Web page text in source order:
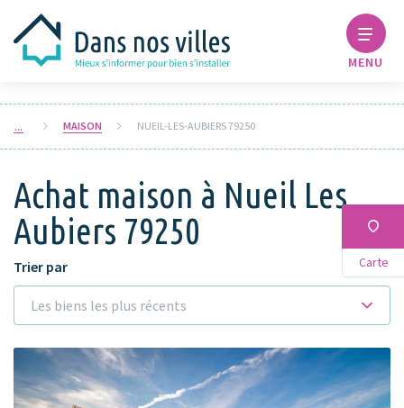
MENU
MAISON NUEIL-LES-AUBIERS 79250
Achat maison à Nueil Les
Aubiers 79250
Carte
Trier par
Les biens les plus récents